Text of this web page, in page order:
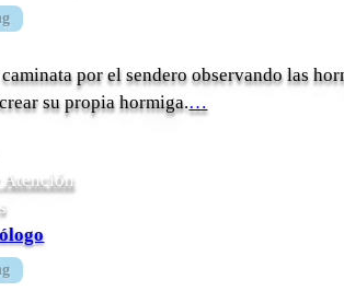
caminata por el sendero observando las
su propia hormiga.…
Atención